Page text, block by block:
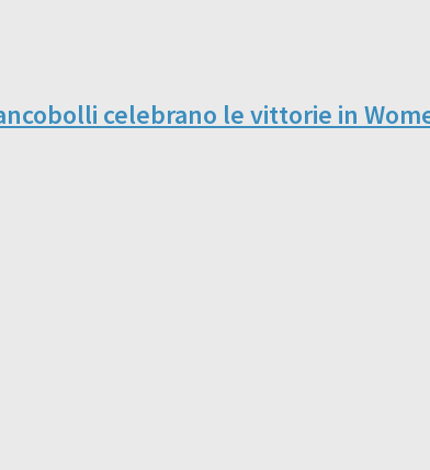
celebrano le vittorie in